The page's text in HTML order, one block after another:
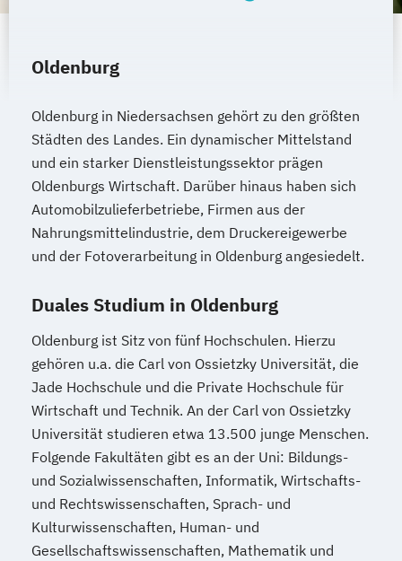
Oldenburg
Oldenburg in Niedersachsen gehört zu den größten
Städten des Landes. Ein dynamischer Mittelstand
und ein starker Dienstleistungssektor prägen
Oldenburgs Wirtschaft. Darüber hinaus haben sich
Automobilzulieferbetriebe, Firmen aus der
Nahrungsmittelindustrie, dem Druckereigewerbe
und der Fotoverarbeitung in Oldenburg angesiedelt.
Duales Studium in Oldenburg
Oldenburg ist Sitz von fünf Hochschulen. Hierzu
gehören u.a. die Carl von Ossietzky Universität, die
Jade Hochschule und die Private Hochschule für
Wirtschaft und Technik. An der Carl von Ossietzky
Universität studieren etwa 13.500 junge Menschen.
Folgende Fakultäten gibt es an der Uni: Bildungs-
und Sozialwissenschaften, Informatik, Wirtschafts-
und Rechtswissenschaften, Sprach- und
Kulturwissenschaften, Human- und
Gesellschaftswissenschaften, Mathematik und